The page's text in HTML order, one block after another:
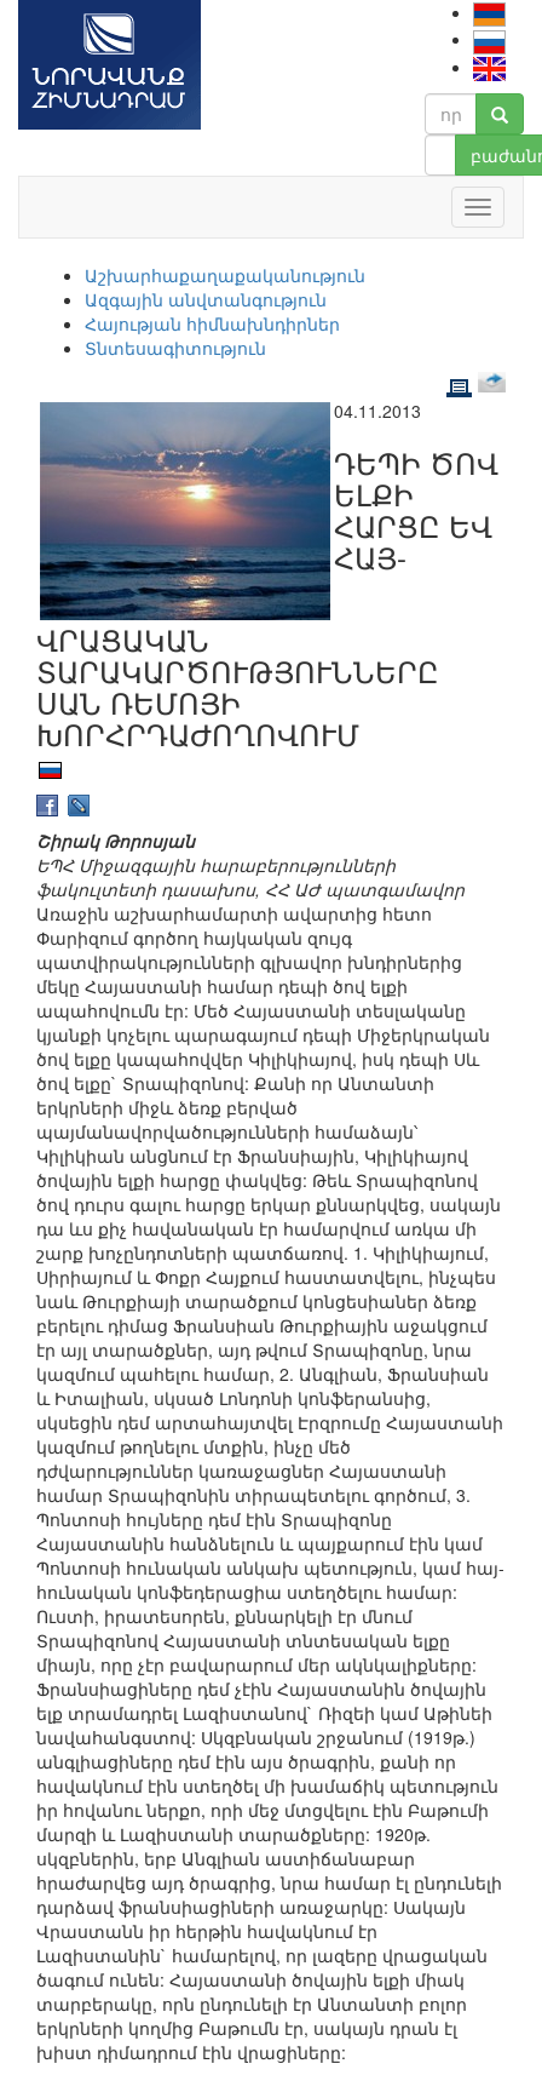
Աշխարհաքաղաքականություն
Ազգային անվտանգություն
Հայության հիմնախնդիրներ
Տնտեսագիտություն
04.11.2013
ԴԵՊԻ ԾՈՎ
ԵԼՔԻ
ՀԱՐՑԸ ԵՎ
ՀԱՅ-
ՎՐԱՑԱԿԱՆ
ՏԱՐԱԿԱՐԾՈՒԹՅՈՒՆՆԵՐԸ
ՍԱՆ ՌԵՄՈՅԻ
ԽՈՐՀՐԴԱԺՈՂՈՎՈՒՄ
Շիրակ Թորոսյան
ԵՊՀ Միջազգային հարաբերությունների
ֆակուլտետի դասախոս, ՀՀ ԱԺ պատգամավոր
Առաջին աշխարհամարտի ավարտից հետո
Փարիզում գործող հայկական զույգ
պատվիրակությունների գլխավոր խնդիրներից
մեկը Հայաստանի համար դեպի ծով ելքի
ապահովումն էր: Մեծ Հայաստանի տեսլականը
կյանքի կոչելու պարագայում դեպի Միջերկրական
ծով ելքը կապահովվեր Կիլիկիայով, իսկ դեպի Սև
ծով ելքը` Տրապիզոնով: Քանի որ Անտանտի
երկրների միջև ձեռք բերված
պայմանավորվածությունների համաձայն՝
Կիլիկիան անցնում էր Ֆրանսիային, Կիլիկիայով
ծովային ելքի հարցը փակվեց: Թեև Տրապիզոնով
ծով դուրս գալու հարցը երկար քննարկվեց, սակայն
դա ևս քիչ հավանական էր համարվում առկա մի
շարք խոչընդոտների պատճառով. 1. Կիլիկիայում,
Սիրիայում և Փոքր Հայքում հաստատվելու, ինչպես
նաև Թուրքիայի տարածքում կոնցեսիաներ ձեռք
բերելու դիմաց Ֆրանսիան Թուրքիային աջակցում
էր այլ տարածքներ, այդ թվում Տրապիզոնը, նրա
կազմում պահելու համար, 2. Անգլիան, Ֆրանսիան
և Իտալիան, սկսած Լոնդոնի կոնֆերանսից,
սկսեցին դեմ արտահայտվել Էրզրումը Հայաստանի
կազմում թողնելու մտքին, ինչը մեծ
դժվարություններ կառաջացներ Հայաստանի
համար Տրապիզոնին տիրապետելու գործում, 3.
Պոնտոսի հույները դեմ էին Տրապիզոնը
Հայաստանին հանձնելուն և պայքարում էին կամ
Պոնտոսի հունական անկախ պետություն, կամ հայ-
հունական կոնֆեդերացիա ստեղծելու համար:
Ուստի, իրատեսորեն, քննարկելի էր մնում
Տրապիզոնով Հայաստանի տնտեսական ելքը
միայն, որը չէր բավարարում մեր ակնկալիքները:
Ֆրանսիացիները դեմ չէին Հայաստանին ծովային
ելք տրամադրել Լազիստանով` Ռիզեի կամ Աթինեի
նավահանգստով: Սկզբնական շրջանում (1919թ.)
անգլիացիները դեմ էին այս ծրագրին, քանի որ
հավակնում էին ստեղծել մի խամաճիկ պետություն
իր հովանու ներքո, որի մեջ մտցվելու էին Բաթումի
մարզի և Լազիստանի տարածքները: 1920թ.
սկզբներին, երբ Անգլիան աստիճանաբար
հրաժարվեց այդ ծրագրից, նրա համար էլ ընդունելի
դարձավ ֆրանսիացիների առաջարկը: Սակայն
Վրաստանն իր հերթին հավակնում էր
Լազիստանին` համարելով, որ լազերը վրացական
ծագում ունեն: Հայաստանի ծովային ելքի միակ
տարբերակը, որն ընդունելի էր Անտանտի բոլոր
երկրների կողմից Բաթումն էր, սակայն դրան էլ
խիստ դիմադրում էին վրացիները: